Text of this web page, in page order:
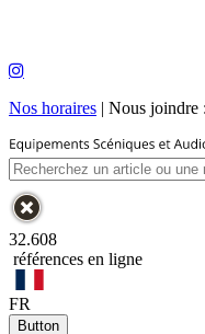
Nos horaires | Nous joindre :
32.608
références en ligne
FR